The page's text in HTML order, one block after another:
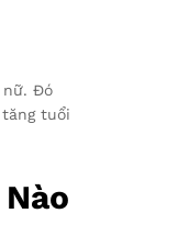
nữ. Đó
tuổi